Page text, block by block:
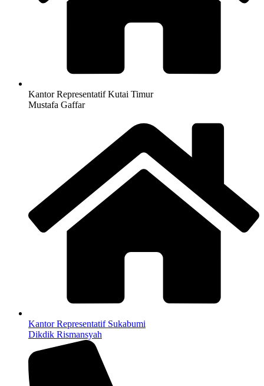
Kantor Representatif Kutai Timur
Mustafa Gaffar
Kantor Representatif Sukabumi
Dikdik Rismansyah